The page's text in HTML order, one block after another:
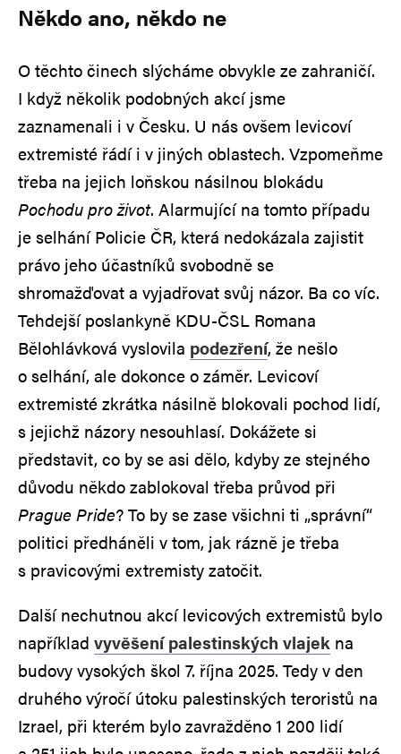
Někdo ano, někdo ne
O těchto činech slýcháme obvykle ze zahraničí.
I když několik podobných akcí jsme
zaznamenali i v Česku. U nás ovšem levicoví
extremisté řádí i v jiných oblastech. Vzpomeňme
třeba na jejich loňskou násilnou blokádu
Pochodu pro život. Alarmující na tomto případu
je selhání Policie ČR, která nedokázala zajistit
právo jeho účastníků svobodně se
shromažďovat a vyjadřovat svůj názor. Ba co víc.
Tehdejší poslankyně KDU-ČSL Romana
Bělohlávková vyslovila podezření, že nešlo
o selhání, ale dokonce o záměr. Levicoví
extremisté zkrátka násilně blokovali pochod lidí,
s jejichž názory nesouhlasí. Dokážete si
představit, co by se asi dělo, kdyby ze stejného
důvodu někdo zablokoval třeba průvod při
Prague Pride? To by se zase všichni ti „správní“
politici předháněli v tom, jak rázně je třeba
s pravicovými extremisty zatočit.
Další nechutnou akcí levicových extremistů bylo
například vyvěšení palestinských vlajek na
budovy vysokých škol 7. října 2025. Tedy v den
druhého výročí útoku palestinských teroristů na
Izrael, při kterém bylo zavražděno 1 200 lidí